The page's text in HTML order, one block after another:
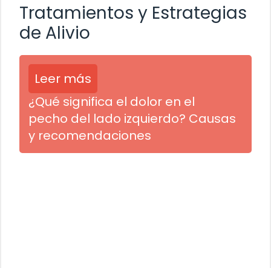
Tratamientos y Estrategias
de Alivio
Leer más
¿Qué significa el dolor en el
pecho del lado izquierdo? Causas
y recomendaciones